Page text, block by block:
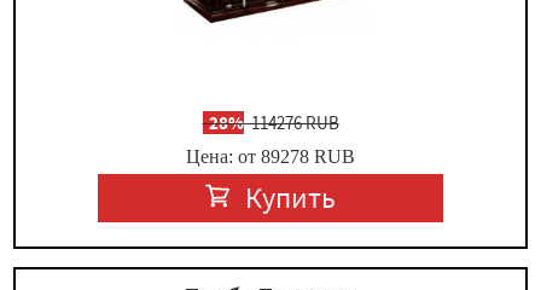
-28%114276 RUB
Цена: от 89278 RUB
Купить